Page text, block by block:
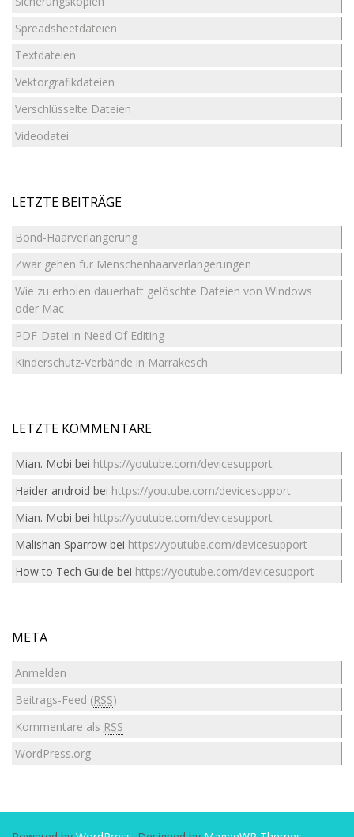
Spreadsheetdateien
Textdateien
Vektorgrafikdateien
Verschlüsselte Dateien
Videodatei
LETZTE BEITRÄGE
Bond-Haarverlängerung
Zwar gehen für Menschenhaarverlängerungen
Wie zu erholen dauerhaft gelöschte Dateien von Windows
oder Mac
PDF-Datei in Need Of Editing
Kinderschutz-Verbände in Marrakesch
LETZTE KOMMENTARE
Mian. Mobi bei https://youtube.com/devicesupport
Haider android bei https://youtube.com/devicesupport
Mian. Mobi bei https://youtube.com/devicesupport
Malishan Sparrowbei https://youtube.com/devicesupport
How to Tech Guide bei https://youtube.com/devicesupport
META
Anmelden
Beitrags-Feed (RSS)
Kommentare als RSS
WordPress.org